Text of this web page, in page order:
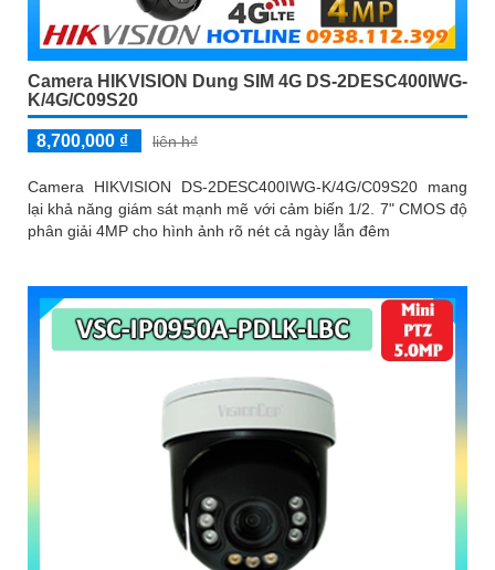
Camera HIKVISION Dung SIM 4G DS-2DESC400IWG-
K/4G/C09S20
8,700,000 ₫ liên h₫
Camera HIKVISION DS-2DESC400IWG-K/4G/C09S20 mang
lại khả năng giám sát mạnh mẽ với cảm biến 1/2. 7" CMOS độ
phân giải 4MP cho hình ảnh rõ nét cả ngày lẫn đêm